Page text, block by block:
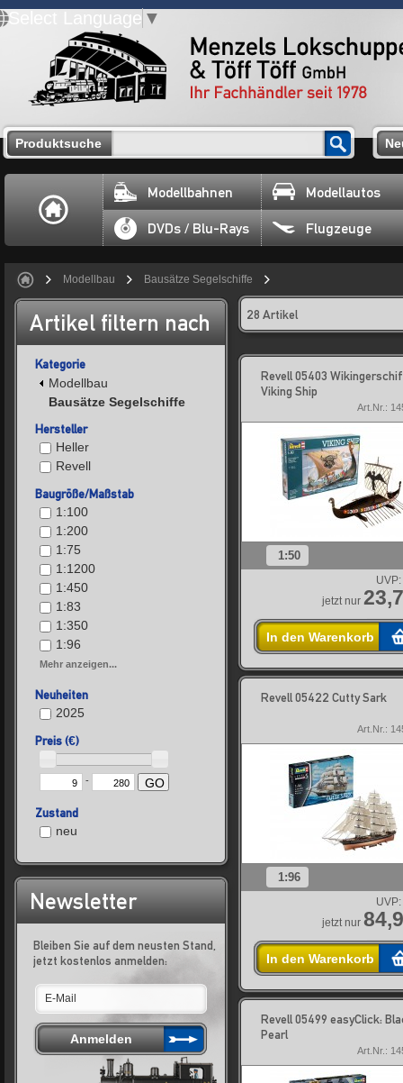
Select Language ▼
Produktsuche
Modellbahnen Modellautos
DVDs / Blu-Rays Flugzeuge
Modellbau Bausätze Segelschiffe
Artikel filtern nach
Kategorie
Modellbau
Bausätze Segelschiffe
Hersteller
Heller
Revell
Baugröße/Maßstab
1:100
1:200
1:75
1:1200
1:450
1:83
1:350
1:96
Mehr anzeigen...
Neuheiten
2025
Preis (€)
- GO
Zustand
neu
Newsletter
Bleiben Sie auf dem neusten Stand,
jetzt kostenlos anmelden:
28 Artikel
Revell 05403
Viking Ship
Art.Nr.:
1:50
UVP:
jetzt nur
In den Warenkorb
Revell 05422 Cutty Sark
Art.Nr.:
1:96
UVP:
jetzt nur
In den Warenkorb
Revell 05499 easyClick:
Pearl
Art.Nr.: